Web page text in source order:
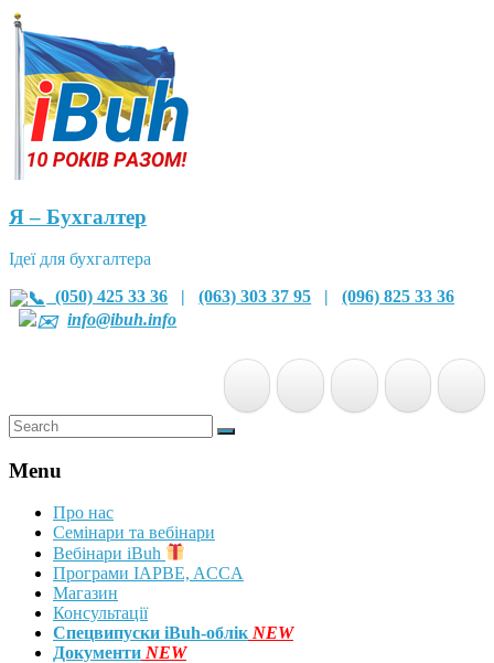
Я – Бухгалтер
Ідеї для бухгалтера
(050) 425 33 36 |(063) 303 37 95 |(096) 825 33 36
info@ibuh.info
Menu
Про нас
Семінари та вебінари
Вебінари iBuh
Програми IAPBE, ACCA
Магазин
Консультації
Спецвипуски iBuh-облік NEW
Документи NEW